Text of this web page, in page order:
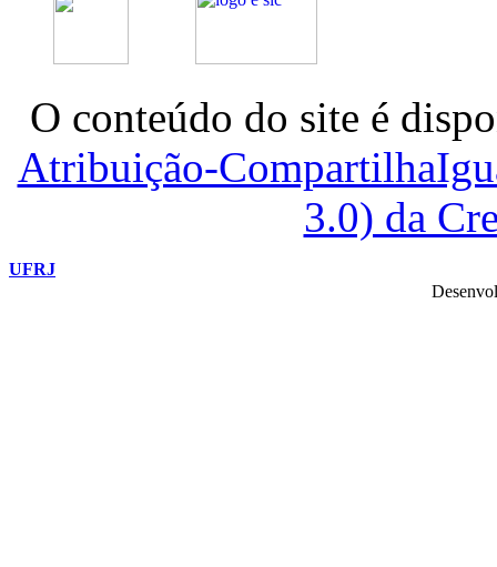
O conteúdo do site é
Atribuição-
3.0) da
UFRJ